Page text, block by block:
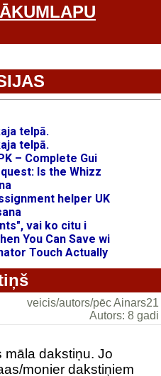
veicis/autors/pēc Ainars21
Autors: 8 gadi
māla dakstiņu. Jo
monier dakstiņiem